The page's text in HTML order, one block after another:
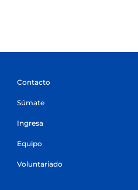
Contacto
Súmate
Ingresa
Equipo
Voluntariado